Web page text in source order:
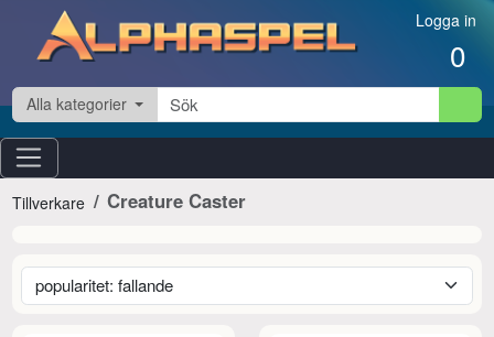
Hoppa till innehåll Logga in
0
Alla kategorier
Tillverkare Creature Caster